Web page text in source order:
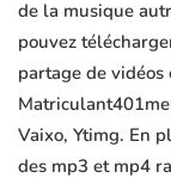
de la musique
pouvez
partage de
Vaixo, Ytimg. En
des mp3 et mp4